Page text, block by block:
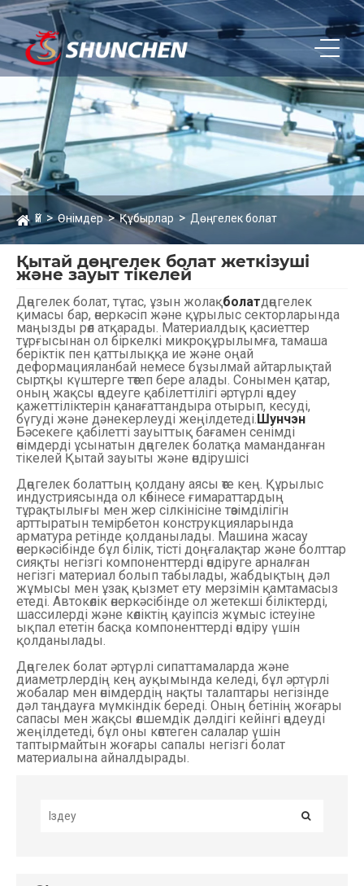
Үй Өнімдер Құбырлар Дөңгелек болат
Қытай дөңгелек болат жеткізуші
және зауыт тікелей
Дөңгелек болат, тұтас, ұзын жолақболатдөңгелек
қимасы бар, өнеркәсіп және құрылыс секторларында
маңызды рөл атқарады. Материалдық қасиеттер
тұрғысынан ол біркелкі микроқұрылымға, тамаша
беріктік пен қаттылыққа ие және оңай
деформацияланбай немесе бұзылмай айтарлықтай
сыртқы күштерге төтеп бере алады. Сонымен қатар,
оның жақсы өңдеуге қабілеттілігі әртүрлі өңдеу
қажеттіліктерін қанағаттандыра отырып, кесуді,
бүгуді және дәнекерлеуді жеңілдетеді. Шунчэн
Бәсекеге қабілетті зауыттық бағамен сенімді
өнімдерді ұсынатын дөңгелек болатқа маманданған
тікелей Қытай зауыты және өндірушісі
Дөңгелек болаттың қолдану аясы өте кең. Құрылыс
индустриясында ол көбінесе ғимараттардың
тұрақтылығы мен жер сілкінісіне төзімділігін
арттыратын темірбетон конструкцияларында
арматура ретінде қолданылады. Машина жасау
өнеркәсібінде бұл білік, тісті доңғалақтар және болттар
сияқты негізгі компоненттерді өндіруге арналған
негізгі материал болып табылады, жабдықтың дәл
жұмысы мен ұзақ қызмет ету мерзімін қамтамасыз
етеді. Автокөлік өнеркәсібінде ол жетекші біліктерді,
шассилерді және көліктің қауіпсіз жұмыс істеуіне
ықпал ететін басқа компоненттерді өндіру үшін
қолданылады.
Дөңгелек болат әртүрлі сипаттамаларда және
диаметрлердің кең ауқымында келеді, бұл әртүрлі
жобалар мен өнімдердің нақты талаптары негізінде
дәл таңдауға мүмкіндік береді. Оның бетінің жоғары
сапасы мен жақсы өлшемдік дәлдігі кейінгі өңдеуді
жеңілдетеді, бұл оны көптеген салалар үшін
таптырмайтын жоғары сапалы негізгі болат
материалына айналдырады.